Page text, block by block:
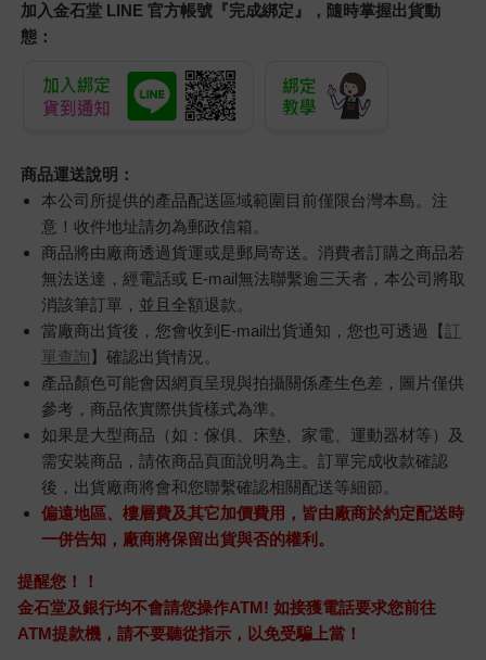
加入金石堂 LINE 官方帳號『完成綁定』，隨時掌握出貨動
態：
商品運送說明：
本公司所提供的產品配送區域範圍目前僅限台灣本島。注
意！收件地址請勿為郵政信箱。
商品將由廠商透過貨運或是郵局寄送。消費者訂購之商品若
無法送達，經電話或 E-mail無法聯繫逾三天者，本公司將取
消該筆訂單，並且全額退款。
當廠商出貨後，您會收到E-mail出貨通知，您也可透過【訂
單查詢】確認出貨情況。
產品顏色可能會因網頁呈現與拍攝關係產生色差，圖片僅供
參考，商品依實際供貨樣式為準。
如果是大型商品（如：傢俱、床墊、家電、運動器材等）及
需安裝商品，請依商品頁面說明為主。訂單完成收款確認
後，出貨廠商將會和您聯繫確認相關配送等細節。
偏遠地區、樓層費及其它加價費用，皆由廠商於約定配送時
一併告知，廠商將保留出貨與否的權利。
提醒您！！
金石堂及銀行均不會請您操作ATM! 如接獲電話要求您前往
ATM提款機，請不要聽從指示，以免受騙上當！